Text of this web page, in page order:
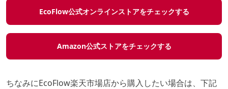
EcoFlow公式オンラインストアをチェックする
Amazon公式ストアをチェックする
ちなみにEcoFlow楽天市場店から購入したい場合は、下記